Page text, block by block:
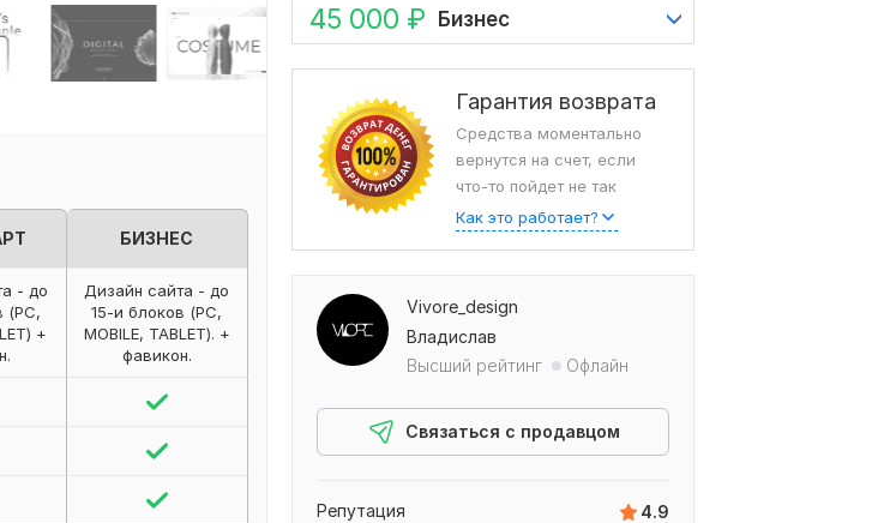
БИЗНЕС
- до
(PC,
+
Дизайн сайта - до
15-и блоков (PC,
MOBILE, TABLET). +
фавикон.
45 000 ₽ Бизнес
Гарантия возврата
Средства моментально
вернутся на счет, если
что-то пойдет не так
Как это работает?
Vivore_design
Владислав
Высший рейтинг
Офлайн
Связаться с продавцом
4.9
Репутация